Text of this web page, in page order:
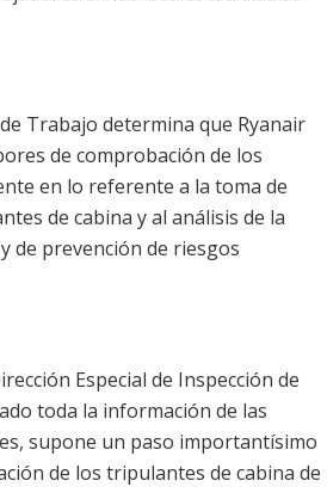
Trabajo determina que Ryanair
de comprobación de los
en lo referente a la toma de
de cabina y al análisis de la
de prevención de riesgos
Especial de Inspección de
toda la información de las
supone un paso importantísimo
de los tripulantes de cabina de